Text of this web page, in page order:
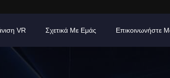
VR Σχετικά Με Εμάς Επικοινωνήστε